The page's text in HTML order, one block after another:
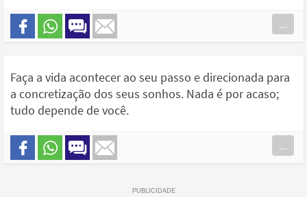
...
Faça a vida acontecer ao seu passo e direcionada para
a concretização dos seus sonhos. Nada é por acaso;
tudo depende de você.
...